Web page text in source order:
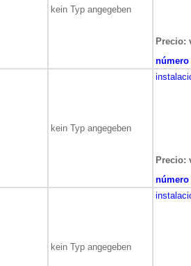
kein Typ angegeben
Precio:
número
kein Typ angegeben
Precio:
número
kein Typ angegeben